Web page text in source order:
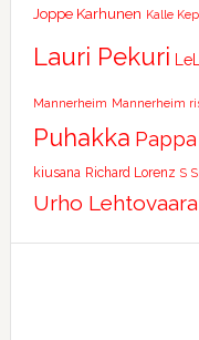
Joppe Karhunen Kalle
Lauri Pekuri
Mannerheim Mannerheim
Puhakka
kiusana Richard Lorenz S
Urho Lehtovaara